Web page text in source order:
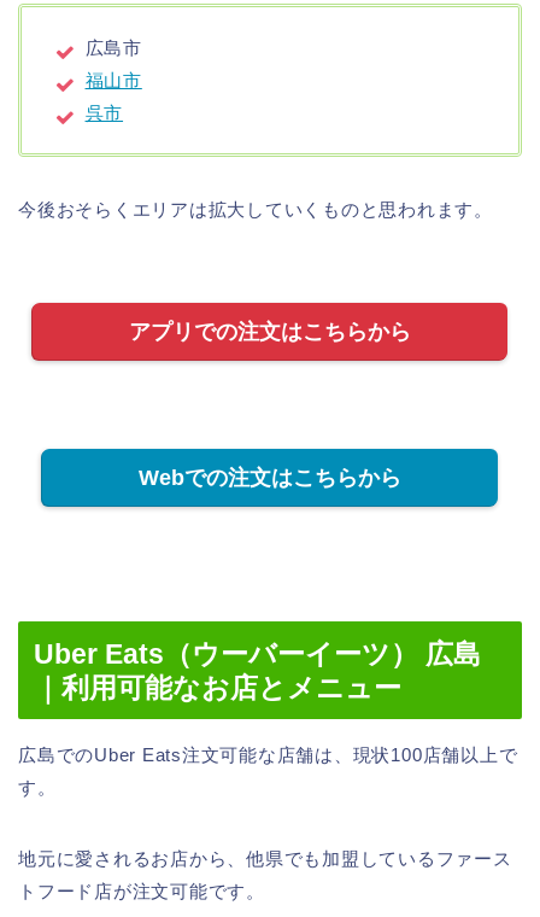
広島市
福山市
呉市
今後おそらくエリアは拡大していくものと思われます。
アプリでの注文はこちらから
Webでの注文はこちらから
Uber Eats（ウーバーイーツ） 広島
｜利用可能なお店とメニュー
広島でのUber Eats注文可能な店舗は、現状100店舗以上で
す。
地元に愛されるお店から、他県でも加盟しているファース
トフード店が注文可能です。